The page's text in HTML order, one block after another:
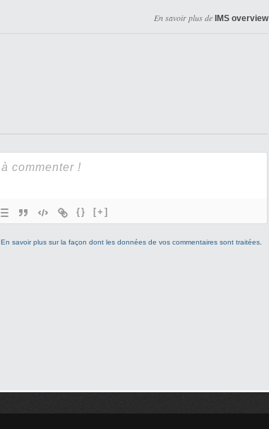
En savoir plus de IMS overview
{} [+]
En savoir plus sur la façon dont les données de vos commentaires sont traitées